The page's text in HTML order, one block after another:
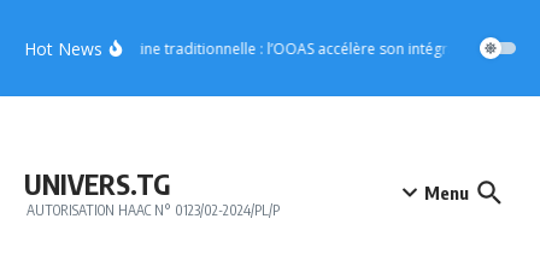
Hot NewsMédecine traditionnelle : l’OOAS accélère son intégration dans
UNIVERS.TG
AUTORISATION HAAC N° 0123/02-2024/PL/P
Menu